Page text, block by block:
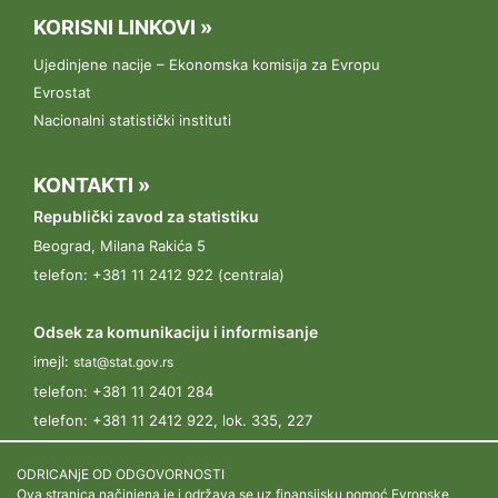
17.03.2023.
Konferencija „U susret Popisu poljoprivrede“ održana je 17.
marta 2023. godine u hotelu Metropol, u Beogradu.
09.03.2023.
Javni poziv za prijavljivanje kandidata u svojstvu
popisivača
KORISNI LINKOVI »
Ujedinjene nacije – Ekonomska komisija za Evropu
Evrostat
Nacionalni statistički instituti
KONTAKTI »
Republički zavod za statistiku
Beograd, Milana Rakića 5
telefon: +381 11 2412 922 (centrala)
Odsek za komunikaciju i informisanje
imejl: stat@stat.gov.rs
telefon: +381 11 2401 284
telefon: +381 11 2412 922, lok. 335, 227
ODRICANjE OD ODGOVORNOSTI
Ova stranica načinjena je i održava se uz finansijsku pomoć Evropske